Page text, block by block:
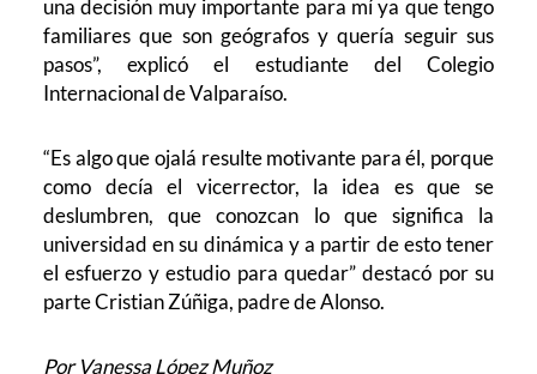
una decisión muy importante para mí ya que tengo
familiares que son geógrafos y quería seguir sus
pasos”, explicó el estudiante del Colegio
Internacional de Valparaíso.
“Es algo que ojalá resulte motivante para él, porque
como decía el vicerrector, la idea es que se
deslumbren, que conozcan lo que significa la
universidad en su dinámica y a partir de esto tener
el esfuerzo y estudio para quedar” destacó por su
parte Cristian Zúñiga, padre de Alonso.
Por Vanessa López Muñoz